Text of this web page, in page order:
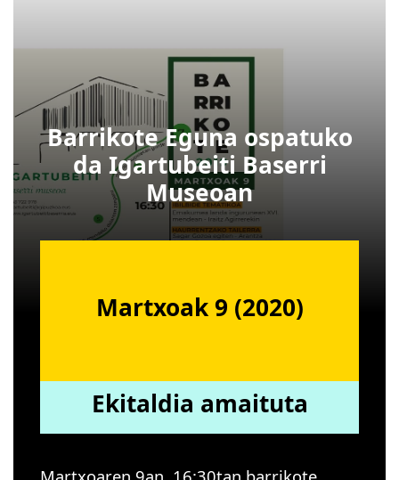
Barrikote Eguna ospatuko
da Igartubeiti Baserri
Museoan
Martxoak 9 (2020)
Ekitaldia amaituta